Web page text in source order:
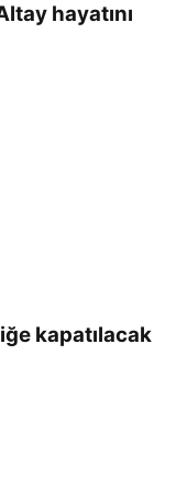
hayatını
kapatılacak